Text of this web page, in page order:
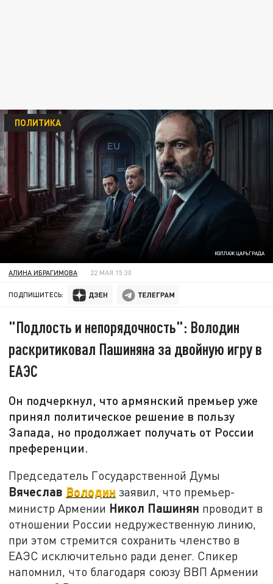
КОЛЛАЖ ЦАРЬГРАДА
ПОЛИТИКА
АЛИНА ИБРАГИМОВА 22 МАЯ 15:30
ПОДПИШИТЕСЬ:
"Подлость и непорядочность": Володин
раскритиковал Пашиняна за двойную игру в
ЕАЭС
Он подчеркнул, что армянский премьер уже
принял политическое решение в пользу
Запада, но продолжает получать от России
преференции.
Председатель Государственной Думы
Вячеслав Володин заявил, что премьер-
министр Армении Никол Пашинян проводит в
отношении России недружественную линию,
при этом стремится сохранить членство в
ЕАЭС исключительно ради денег. Спикер
напомнил, что благодаря союзу ВВП Армении